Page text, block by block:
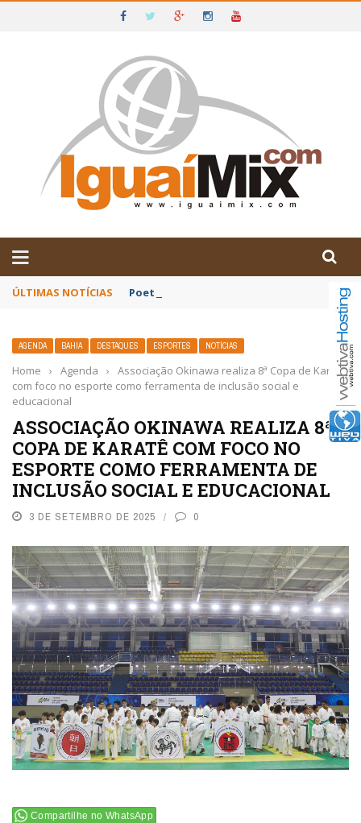
IGUAÍ E SUDOESTE DA BAHIA
ÚLTIMAS NOTÍCIAS Poetas baianos representam o Brasil no
AGENDA BAHIA DESTAQUES ESPORTES NOTÍCIAS
Home › Agenda ›
Associação Okinawa realiza 8ª Copa de Karatê
com foco no esporte como ferramenta de inclusão social e
educacional
ASSOCIAÇÃO OKINAWA REALIZA 8ª
COPA DE KARATÊ COM FOCO NO
ESPORTE COMO FERRAMENTA DE
INCLUSÃO SOCIAL E EDUCACIONAL
3 DE SETEMBRO DE 2025 0
Compartilhe no WhatsApp